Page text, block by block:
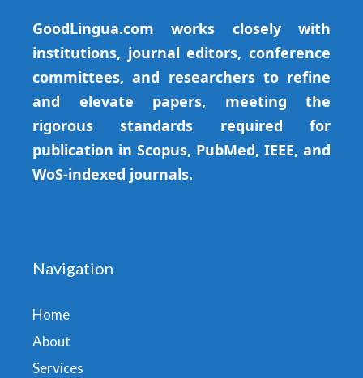
GoodLingua.com works closely with
institutions, journal editors, conference
committees, and researchers to refine
and elevate papers, meeting the
rigorous standards required for
publication in Scopus, PubMed, IEEE, and
WoS-indexed journals.
Navigation
Home
About
Services